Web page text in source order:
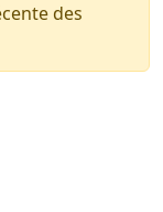
des